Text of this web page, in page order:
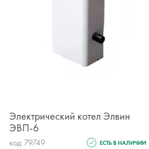
Электрический котел Элвин
ЭВП-6
код: 79749 ЕСТЬ В НАЛИЧИИ